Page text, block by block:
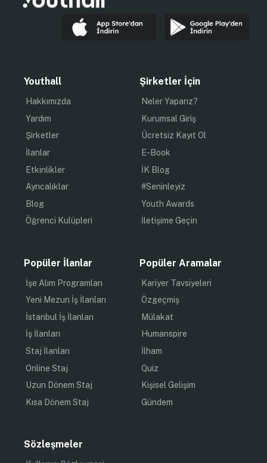
Youthall
Hakkımızda
Yardım
Şirketler
İlanlar
Etkinlikler
Ayrıcalıklar
Blog
Öğrenci Kulüpleri
Şirketler İçin
Neler Yaparız?
Kurumsal Giriş
Ücretsiz Kayıt Ol
E-Book
İK Blog
#Seninleyiz
Youth Awards
İletişime Geçin
Popüler İlanlar
İşe Alım Programları
Yeni Mezun İş İlanları
İstanbul İş İlanları
İş İlanları
Staj İlanları
Online Staj
Uzun Dönem Staj
Kısa Dönem Staj
Popüler Aramalar
Kariyer Tavsiyeleri
Özgeçmiş
Mülakat
Humanspire
İlham
Quiz
Kişisel Gelişim
Gündem
Sözleşmeler